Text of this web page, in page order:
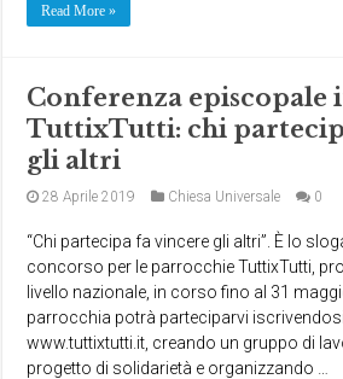
Read More »
Conferenza episcopale
TuttixTutti: chi
gli altri
28 Aprile 2019 Chiesa Universale 0
“Chi partecipa fa vincere gli altri”. È lo
concorso per le parrocchie TuttixTutti,
livello nazionale, in corso fino al 31
parrocchia potrà parteciparvi
www.tuttixtutti.it, creando un gruppo di
progetto di solidarietà e organizzando …